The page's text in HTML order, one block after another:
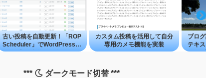
古い投稿を自動更新！「ROP
Scheduler」でWordPress記
事を簡単に再公開
カスタム投稿を活用して自分
専用のメモ機能を実装
ブロ
テキ
ル
*** ダークモード切替 ***